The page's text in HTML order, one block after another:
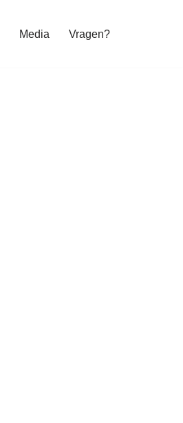
Media Vragen?